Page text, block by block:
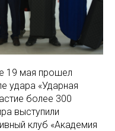
19 мая прошел
удара «Ударная
более 300
выступили
клуб «Академия